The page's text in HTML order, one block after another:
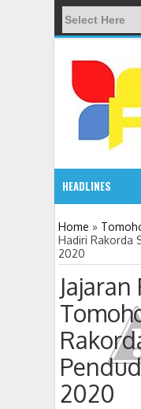
HEADLINES
08:03 AM
ADVETORIAL
Home »
Hadiri Rakorda
2020
2020